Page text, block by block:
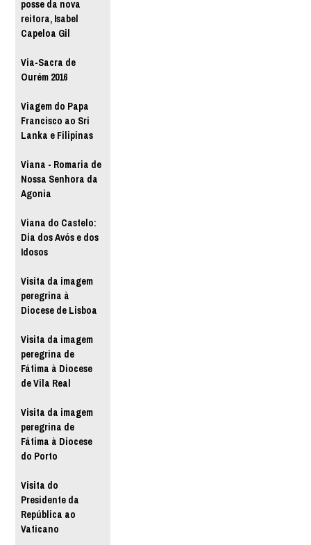
posse da nova
reitora, Isabel
Capeloa Gil
Via-Sacra de
Ourém 2016
Viagem do Papa
Francisco ao Sri
Lanka e Filipinas
Viana - Romaria de
Nossa Senhora da
Agonia
Viana do Castelo:
Dia dos Avós e dos
Idosos
Visita da imagem
peregrina à
Diocese de Lisboa
Visita da imagem
peregrina de
Fátima à Diocese
de Vila Real
Visita da imagem
peregrina de
Fátima à Diocese
do Porto
Visita do
Presidente da
República ao
Vaticano